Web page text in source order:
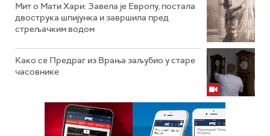
Мит о Мати Хари: Завела је Европу, постала
двострука шпијунка и завршила пред
стрељачким водом
Како се Предраг из Врања заљубио у старе
часовнике